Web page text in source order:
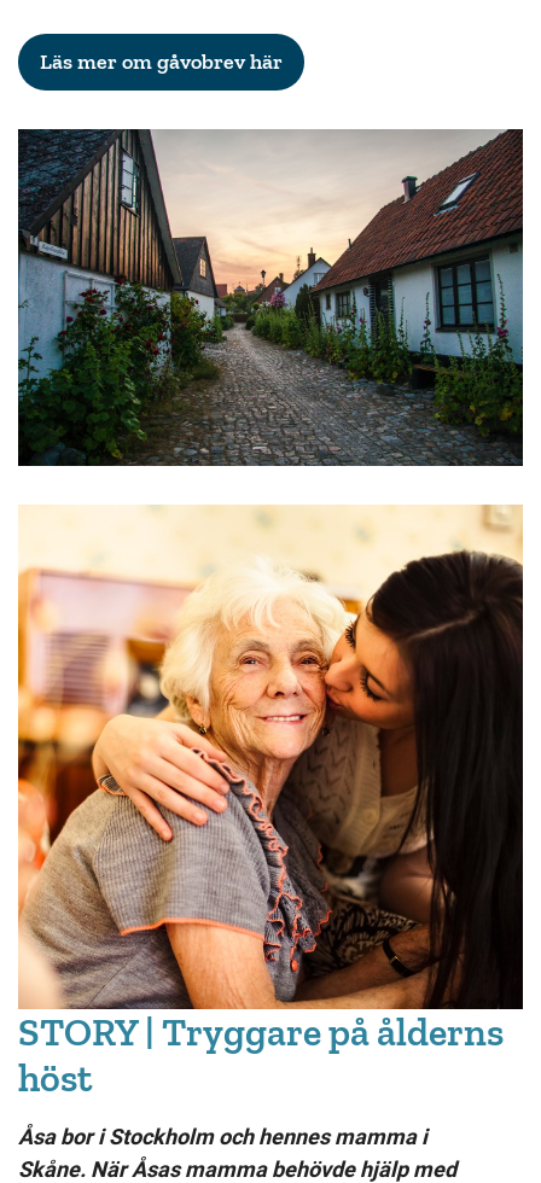
Läs mer om gåvobrev här
STORY | Tryggare på ålderns
höst
Åsa bor i Stockholm och hennes mamma i
Skåne. När Åsas mamma behövde hjälp med